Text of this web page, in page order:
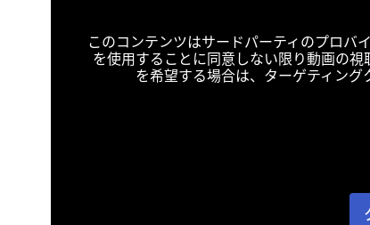
このコンテンツはサードパーティのプロバ
を使用することに同意しない限り動画の
を希望する場合は、ターゲティング